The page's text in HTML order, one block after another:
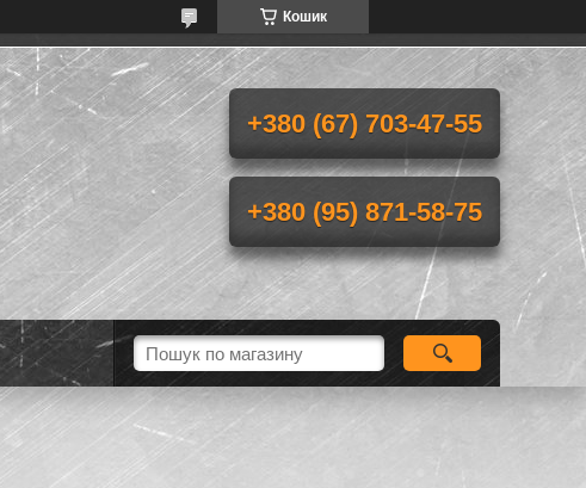
Кошик
+380 (67) 703-47-55
+380 (95) 871-58-75